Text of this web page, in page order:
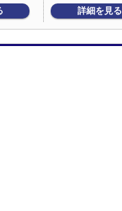
詳細を見る